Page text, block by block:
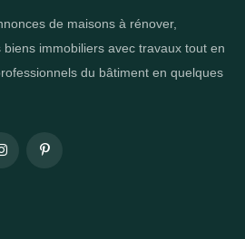
de maisons à rénover,
immobiliers avec travaux tout en
du bâtiment en quelques